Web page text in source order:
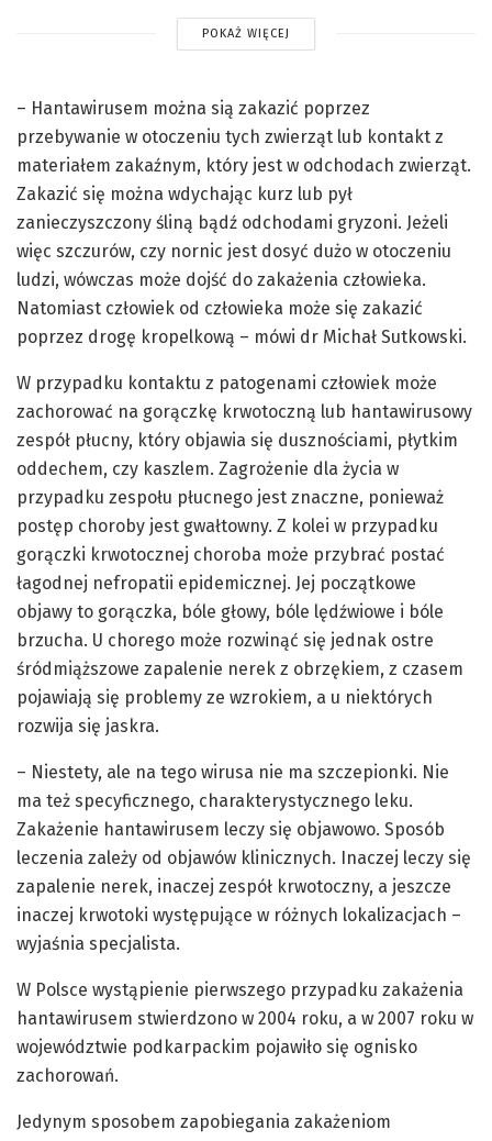
POKAŻ WIĘCEJ
– Hantawirusem można sią zakazić poprzez
przebywanie w otoczeniu tych zwierząt lub kontakt z
materiałem zakaźnym, który jest w odchodach zwierząt.
Zakazić się można wdychając kurz lub pył
zanieczyszczony śliną bądź odchodami gryzoni. Jeżeli
więc szczurów, czy nornic jest dosyć dużo w otoczeniu
ludzi, wówczas może dojść do zakażenia człowieka.
Natomiast człowiek od człowieka może się zakazić
poprzez drogę kropelkową – mówi dr Michał Sutkowski.
W przypadku kontaktu z patogenami człowiek może
zachorować na gorączkę krwotoczną lub hantawirusowy
zespół płucny, który objawia się dusznościami, płytkim
oddechem, czy kaszlem. Zagrożenie dla życia w
przypadku zespołu płucnego jest znaczne, ponieważ
postęp choroby jest gwałtowny. Z kolei w przypadku
gorączki krwotocznej choroba może przybrać postać
łagodnej nefropatii epidemicznej. Jej początkowe
objawy to gorączka, bóle głowy, bóle lędźwiowe i bóle
brzucha. U chorego może rozwinąć się jednak ostre
śródmiąższowe zapalenie nerek z obrzękiem, z czasem
pojawiają się problemy ze wzrokiem, a u niektórych
rozwija się jaskra.
– Niestety, ale na tego wirusa nie ma szczepionki. Nie
ma też specyficznego, charakterystycznego leku.
Zakażenie hantawirusem leczy się objawowo. Sposób
leczenia zależy od objawów klinicznych. Inaczej leczy się
zapalenie nerek, inaczej zespół krwotoczny, a jeszcze
inaczej krwotoki występujące w różnych lokalizacjach –
wyjaśnia specjalista.
W Polsce wystąpienie pierwszego przypadku zakażenia
hantawirusem stwierdzono w 2004 roku, a w 2007 roku w
województwie podkarpackim pojawiło się ognisko
zachorowań.
Jedynym sposobem zapobiegania zakażeniom